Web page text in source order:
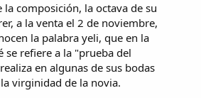
la composición, la octava de su
a la venta el 2 de noviembre,
la palabra yeli, que en la
se refiere a la "prueba del
en algunas de sus bodas
virginidad de la novia.